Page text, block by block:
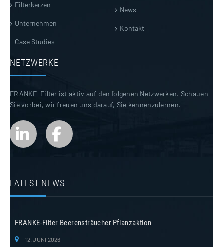
Filterkerzen
Unternehmen
Case Studies
News
Kontakt
NETZWERKE
FRANKE-Filter ist aktiv auf den folgenen Netzwerken. Schauen
Sie vorbei, wir freuen uns darauf, Sie kennenzulernen.
LATEST NEWS
FRANKE-Filter Beerensträucher Pflanzaktion
12. JUNI 2026